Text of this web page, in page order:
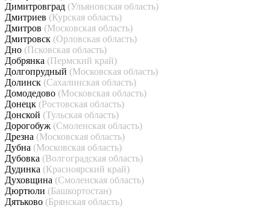
Димитровград (Ульяновская область)
Дмитриев (Курская область)
Дмитров (Московская область)
Дмитровск (Орловская область)
Дно (Псковская область)
Добрянка (Пермский край)
Долгопрудный (Московская область)
Долинск (Сахалинская область)
Домодедово (Московская область)
Донецк (Ростовская область)
Донской (Тульская область)
Дорогобуж (Смоленская область)
Дрезна (Московская область)
Дубна (Московская область)
Дубовка (Волгоградская область)
Дудинка (Красноярский край)
Духовщина (Смоленская область)
Дюртюли (Башкортостан)
Дятьково (Брянская область)